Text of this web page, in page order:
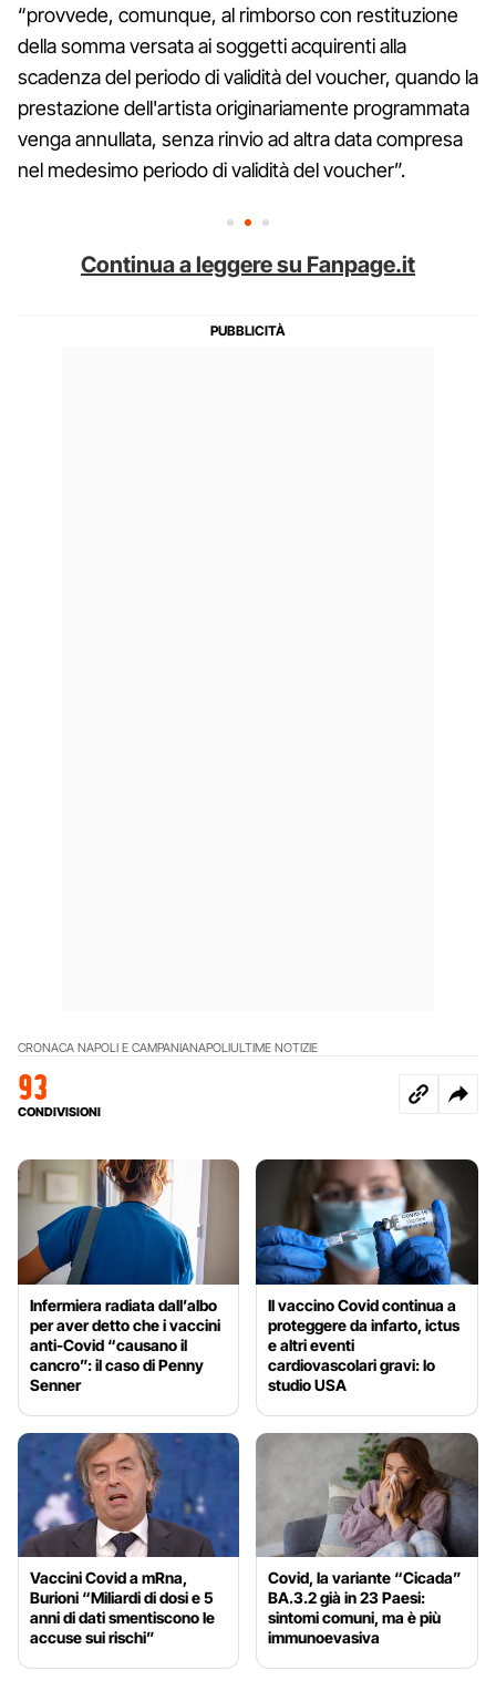
“provvede, comunque, al rimborso con restituzione
della somma versata ai soggetti acquirenti alla
scadenza del periodo di validità del voucher, quando la
prestazione dell'artista originariamente programmata
venga annullata, senza rinvio ad altra data compresa
nel medesimo periodo di validità del voucher”.
Continua a leggere su Fanpage.it
CRONACA NAPOLI E CAMPANIANAPOLIULTIME NOTIZIE
93
CONDIVISIONI
Infermiera radiata dall’albo
per aver detto che i vaccini
anti-Covid “causano il
cancro”: il caso di Penny
Senner
Il vaccino Covid continua a
proteggere da infarto, ictus
e altri eventi
cardiovascolari gravi: lo
studio USA
Vaccini Covid a mRna,
Burioni “Miliardi di dosi e 5
anni di dati smentiscono le
accuse sui rischi”
Covid, la variante “Cicada”
BA.3.2 già in 23 Paesi:
sintomi comuni, ma è più
immunoevasiva